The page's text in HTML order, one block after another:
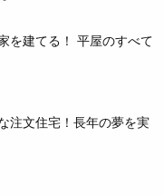
を建てる！ 平屋のすべて
注文住宅！長年の夢を実